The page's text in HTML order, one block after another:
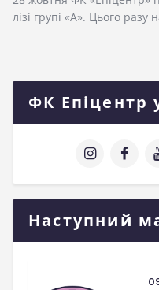
лізі групі «А». Цього
ФК Епіцентр
Наступний